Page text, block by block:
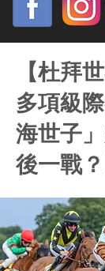
【杜拜
多項級
海世子
後一戰？